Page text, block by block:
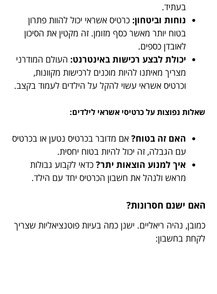
בעתיד.
נוחות וביטחון: כרטיס אשראי יכול להוות פתרון
בטוח יותר מאשר כסף מזומן. זה מקטין את הסיכון
לאובדן כספים.
יכולת לבצע רכישות באינטרנט: העולם המודרני
מצריך מאיתנו להיות מוכנים לרכישות מקוונות,
וכרטיס אשראי עשוי להקל על הילדים לעמוד בקצב.
שאלות נפוצות על כרטיסי אשראי לילדים:
האם זה בטוח? אם מדובר בכרטיס נטען או בכרטיס
עם הגבלה, זה יכול להיות בטוח יחסית.
איך למנוע הוצאות יתר? כדאי לקבוע גבולות
מראש ולנהל את חשבון הכרטיס יחד עם הילד.
האם ישנם חסרונות?
כמובן, נהיה ריאליים. ישנן כמה בעיות פוטנציאליות שצריך
לקחת בחשבון: